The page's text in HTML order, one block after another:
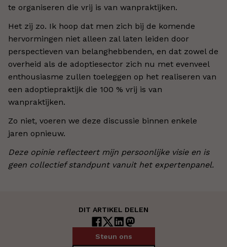
te organiseren die vrij is van wanpraktijken.
Het zij zo. Ik hoop dat men zich bij de komende
hervormingen niet alleen zal laten leiden door
perspectieven van belanghebbenden, en dat zowel de
overheid als de adoptiesector zich nu met evenveel
enthousiasme zullen toeleggen op het realiseren van
een adoptiepraktijk die 100 % vrij is van
wanpraktijken.
Zo niet, voeren we deze discussie binnen enkele
jaren opnieuw.
Deze opinie reflecteert mijn persoonlijke visie en is
geen collectief standpunt vanuit het expertenpanel.
DIT ARTIKEL DELEN
Steun ons